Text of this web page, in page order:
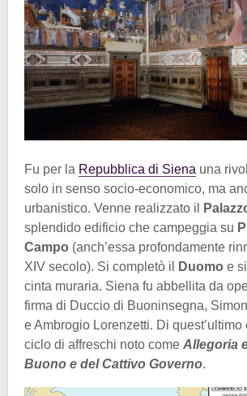
Fu per la Repubblica di Siena una
solo in senso socio-economico, ma
urbanistico. Venne realizzato il
splendido edificio che campeggia su
Campo (anch’essa profondamente
XIV secolo). Si completò il
Duomo e
cinta muraria. Siena fu abbellita da
firma di Duccio di Buoninsegna,
e Ambrogio Lorenzetti. Di quest’ultimo
ciclo di affreschi noto come Allegoria
Buono e del Cattivo Governo.